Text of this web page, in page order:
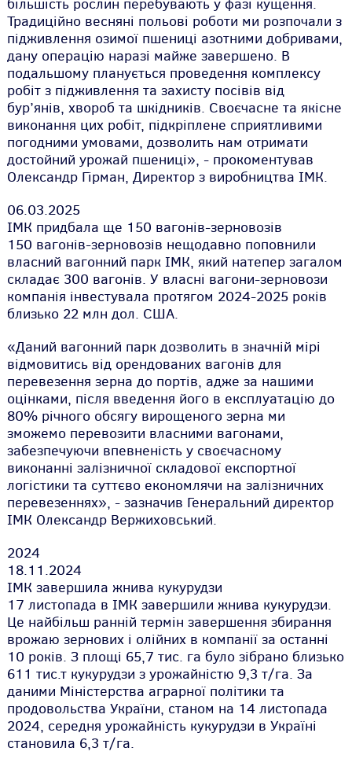
більшість рослин перебувають у фазі кущення.
Традиційно весняні польові роботи ми розпочали з
підживлення озимої пшениці азотними добривами,
дану операцію наразі майже завершено. В
подальшому планується проведення комплексу
робіт з підживлення та захисту посівів від
бур’янів, хвороб та шкідників. Своєчасне та якісне
виконання цих робіт, підкріплене сприятливими
погодними умовами, дозволить нам отримати
достойний урожай пшениці», - прокоментував
Олександр Гірман, Директор з виробництва ІМК.
06.03.2025
ІМК придбала ще 150 вагонів-зерновозів
150 вагонів-зерновозів нещодавно поповнили
власний вагонний парк ІМК, який натепер загалом
складає 300 вагонів. У власні вагони-зерновози
компанія інвестувала протягом 2024-2025 років
близько 22 млн дол. США.
«Даний вагонний парк дозволить в значній мірі
відмовитись від орендованих вагонів для
перевезення зерна до портів, адже за нашими
оцінками, після введення його в експлуатацію до
80% річного обсягу вирощеного зерна ми
зможемо перевозити власними вагонами,
забезпечуючи впевненість у своєчасному
виконанні залізничної складової експортної
логістики та суттєво економлячи на залізничних
перевезеннях», - зазначив Генеральний директор
ІМК Олександр Вержиховський.
2024
18.11.2024
ІМК завершила жнива кукурудзи
17 листопада в ІМК завершили жнива кукурудзи.
Це найбільш ранній термін завершення збирання
врожаю зернових і олійних в компанії за останні
10 років. З площі 65,7 тис. га було зібрано близько
611 тис.т кукурудзи з урожайністю 9,3 т/га. За
даними Міністерства аграрної політики та
продовольства України, станом на 14 листопада
2024, середня урожайність кукурудзи в Україні
становила 6,3 т/га.